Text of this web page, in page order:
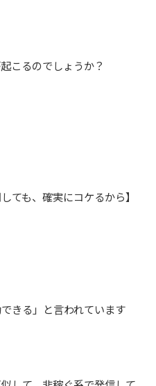
こるのでしょうか？
ても、確実にコケるから】
きる」と言われています